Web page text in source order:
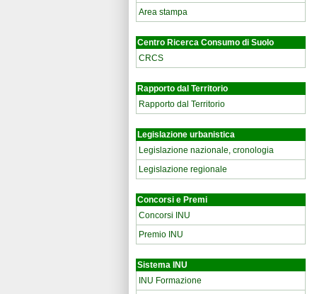
Area stampa
Centro Ricerca Consumo di Suolo
CRCS
Rapporto dal Territorio
Rapporto dal Territorio
Legislazione urbanistica
Legislazione nazionale, cronologia
Legislazione regionale
Concorsi e Premi
Concorsi INU
Premio INU
Sistema INU
INU Formazione